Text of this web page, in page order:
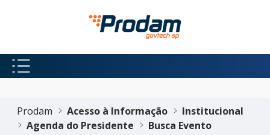
Pular para o Conteúdo principal
Prodam
Acesso à Informação
Institucional
Agenda do Presidente
Busca Evento